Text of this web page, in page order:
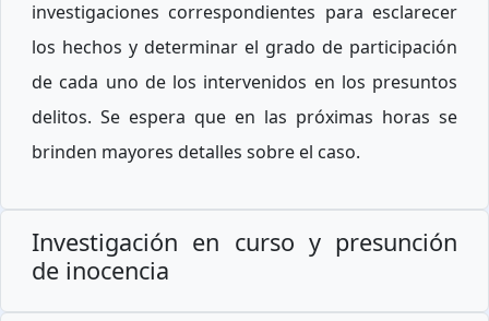
investigaciones correspondientes para esclarecer
los hechos y determinar el grado de participación
de cada uno de los intervenidos en los presuntos
delitos. Se espera que en las próximas horas se
brinden mayores detalles sobre el caso.
Investigación en curso y presunción
de inocencia